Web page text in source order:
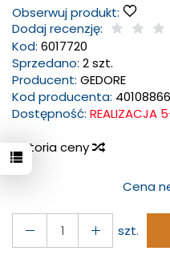
Obserwuj produkt:
Dodaj recenzję:
Kod: 6017720
Sprzedano: 2 szt.
Producent: GEDORE
Kod producenta:
Dostępność: REALIZACJA
Historia ceny
Cena
szt.